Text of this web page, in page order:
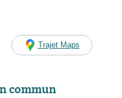
Trajet Maps
commun